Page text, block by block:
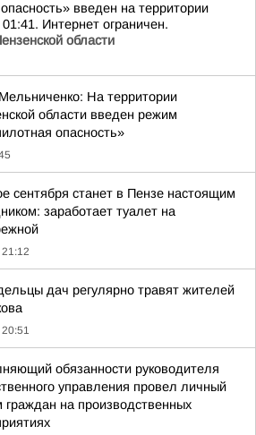
введен на территории
Интернет ограничен.
области
На территории
области введен режим
опасность»
сентября станет в Пензе настоящим
заработает туалет на
дач регулярно травят жителей
обязанности руководителя
управления провел личный
граждан на производственных